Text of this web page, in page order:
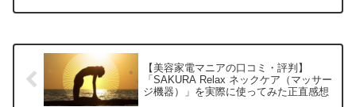
【美容家電マニアの口コミ・評判】
「SAKURA Relax ネックケア（マッサー
ジ機器）」を実際に使ってみた正直感想